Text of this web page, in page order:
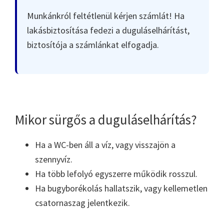
Munkánkról feltétlenül kérjen számlát! Ha
lakásbiztosítása fedezi a duguláselhárítást,
biztosítója a számlánkat elfogadja.
Mikor sürgős a duguláselhárítás?
Ha a WC-ben áll a víz, vagy visszajön a
szennyvíz.
Ha több lefolyó egyszerre működik rosszul.
Ha bugyborékolás hallatszik, vagy kellemetlen
csatornaszag jelentkezik.